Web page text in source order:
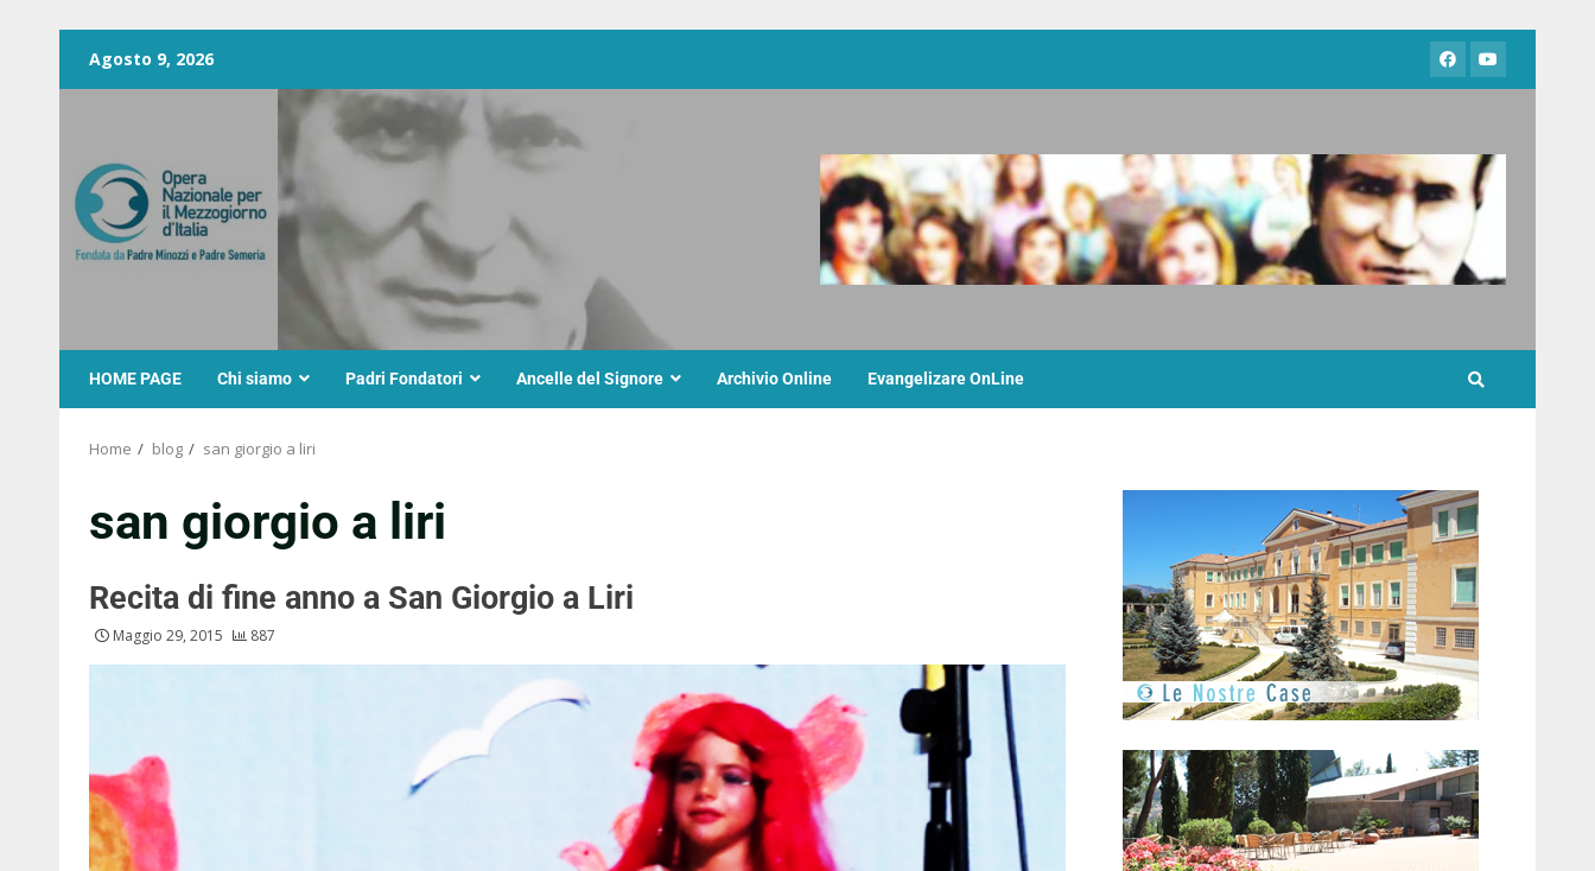
Agosto 9, 2026
HOME PAGE Chi siamo Padri Fondatori Ancelle del Signore Archivio Online Evangelizare OnLine
Home blog san giorgio a liri
san giorgio a liri
Recita di fine anno a San Giorgio a Liri
Maggio 29, 2015 887